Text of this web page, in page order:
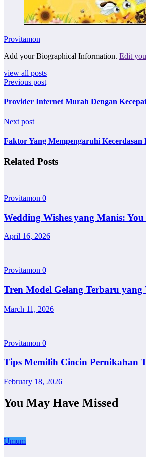
Provitamon
Add your Biographical Information. Edit
view all posts
Previous post
Provider Internet Murah Dengan
Next post
Faktor Yang Mempengaruhi Kecerdasan
Related Posts
Provitamon 0
Wedding Wishes yang Manis:
April 16, 2026
Provitamon 0
Tren Model Gelang Terbaru
March 11, 2026
Provitamon 0
Tips Memilih Cincin Pernikahan
February 18, 2026
You May Have Missed
Umum